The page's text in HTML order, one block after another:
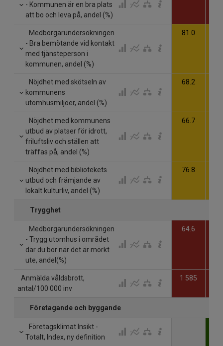
- Kommunen är en bra plats
att bo och leva på, andel (%)
Medborgarundersökningen
- Bra bemötande vid kontakt
med tjänsteperson i
kommunen, andel (%)
81.0
Nöjdhet med skötseln av
kommunens
utomhusmiljöer, andel (%)
68.2
Nöjdhet med kommunens
utbud av platser för idrott,
friluftsliv och ställen att
träffas på, andel (%)
66.7
Nöjdhet med bibliotekets
utbud och främjande av
lokalt kulturliv, andel (%)
76.8
Trygghet
Medborgarundersökningen
- Trygg utomhus i området
där du bor när det är mörkt
ute, andel(%)
64.6
Anmälda våldsbrott,
antal/100 000 inv
1 585
Företagande och byggande
Företagsklimat Insikt -
Totalt, Index, ny definition